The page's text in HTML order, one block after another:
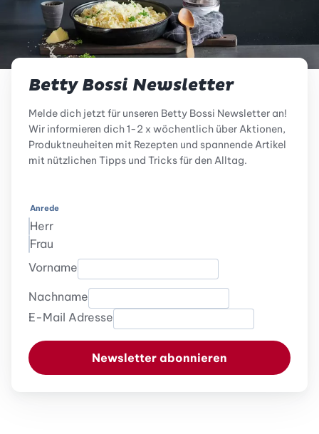
Betty Bossi Newsletter
Melde dich jetzt für unseren Betty Bossi Newsletter an!
Wir informieren dich 1-2 x wöchentlich über Aktionen,
Produktneuheiten mit Rezepten und spannende Artikel
mit nützlichen Tipps und Tricks für den Alltag.
Anrede
Herr
Frau
Vorname
Nachname
E-Mail Adresse
Newsletter abonnieren